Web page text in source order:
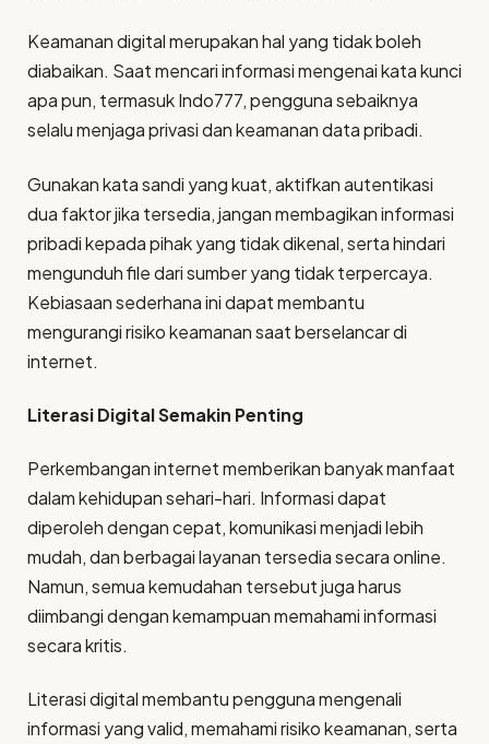
Keamanan digital merupakan hal yang tidak boleh
diabaikan. Saat mencari informasi mengenai kata kunci
apa pun, termasuk Indo777, pengguna sebaiknya
selalu menjaga privasi dan keamanan data pribadi.
Gunakan kata sandi yang kuat, aktifkan autentikasi
dua faktor jika tersedia, jangan membagikan informasi
pribadi kepada pihak yang tidak dikenal, serta hindari
mengunduh file dari sumber yang tidak terpercaya.
Kebiasaan sederhana ini dapat membantu
mengurangi risiko keamanan saat berselancar di
internet.
Literasi Digital Semakin Penting
Perkembangan internet memberikan banyak manfaat
dalam kehidupan sehari-hari. Informasi dapat
diperoleh dengan cepat, komunikasi menjadi lebih
mudah, dan berbagai layanan tersedia secara online.
Namun, semua kemudahan tersebut juga harus
diimbangi dengan kemampuan memahami informasi
secara kritis.
Literasi digital membantu pengguna mengenali
informasi yang valid, memahami risiko keamanan, serta